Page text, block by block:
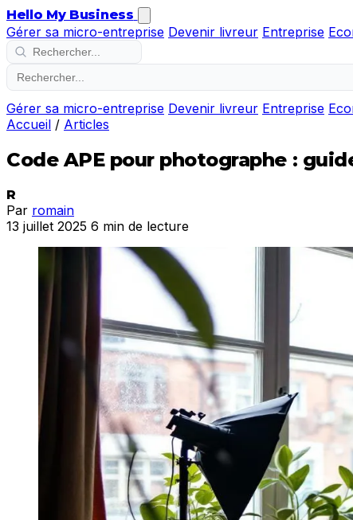
Hello My Business
Gérer sa micro-entreprise Devenir livreur Entreprise
Gérer sa micro-entreprise Devenir livreur Entreprise
Accueil / Articles
Code APE pour photographe :
R
Par romain
13 juillet 2025 6 min de lecture